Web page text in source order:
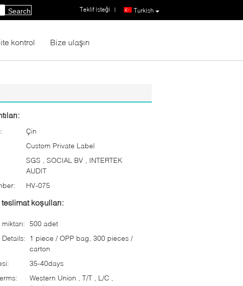
Turkish
Teklif isteği |
Search
kontrol Bize ulaşın
Çin
Custom Private Label
SGS , SOCIAL BV , INTERTEK
AUDIT
HV-075
koşulları:
500 adet
1 piece / OPP bag, 300 pieces /
carton
35-40days
Western Union , T/T , L/C ,